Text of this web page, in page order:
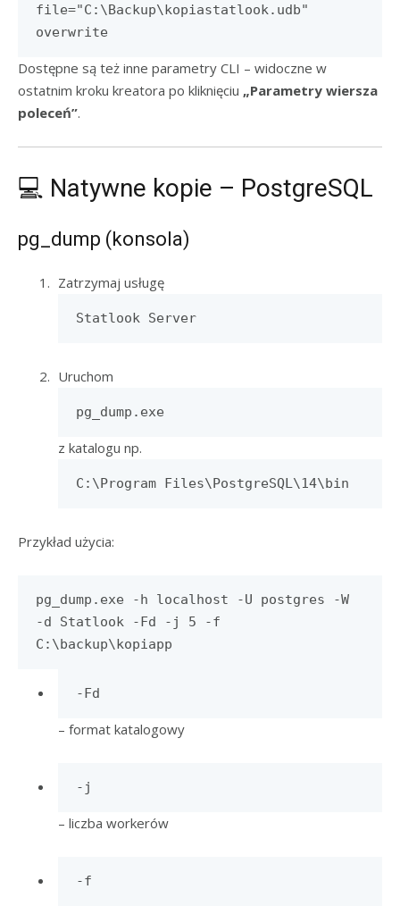
file="C:\Backup\kopiastatlook.udb"
overwrite
Dostępne są też inne parametry CLI – widoczne w
ostatnim kroku kreatora po kliknięciu „Parametry wiersza
poleceń”.
💻 Natywne kopie – PostgreSQL
pg_dump (konsola)
Zatrzymaj usługę
Statlook Server
Uruchom
pg_dump.exe
z katalogu np.
C:\Program Files\PostgreSQL\14\bin
Przykład użycia:
pg_dump.exe -h localhost -U postgres -W
-d Statlook -Fd -j 5 -f
C:\backup\kopiapp
-Fd
– format katalogowy
-j
– liczba workerów
-f